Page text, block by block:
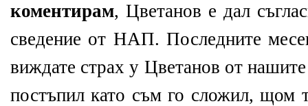
коментирам, Цветанов е дал
сведение от НАП. Последните
виждате страх у Цветанов от
постъпил като съм го сложил, щом